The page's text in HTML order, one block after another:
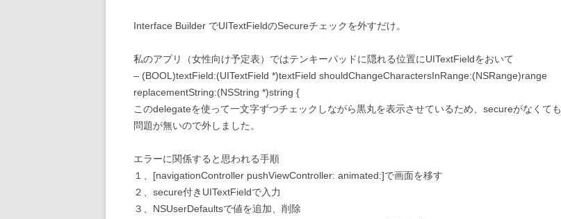
Interface Builder でUITextFieldのSecureチェックを外すだけ。
私のアプリ（女性向け予定表）ではテンキーパッドに隠れる位置にUITextFieldをおいて
– (BOOL)textField:(UITextField *)textField shouldChangeCharactersInRange:(NSRange)range
replacementString:(NSString *)string {
このdelegateを使って一文字ずつチェックしながら黒丸を表示させているため、secureがなくても
問題が無いので外しました。
エラーに関係すると思われる手順
１、[navigationController pushViewController: animated:]で画面を移す
２、secure付きUITextFieldで入力
３、NSUserDefaultsで値を追加、削除